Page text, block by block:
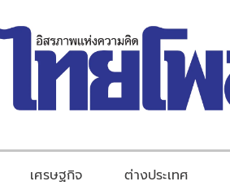
เศรษฐกิจ ต่างประเทศ